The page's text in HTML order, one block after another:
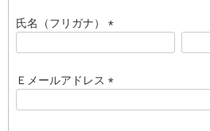
須
)
氏名（フリガナ）
須
)
Ｅメールアドレス